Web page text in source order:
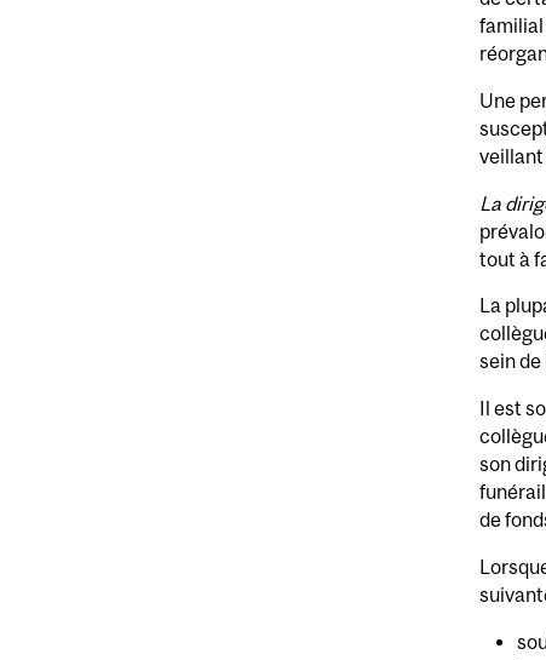
familial
Une
veillant
La
tout à
La
sein de
Il est
son
de